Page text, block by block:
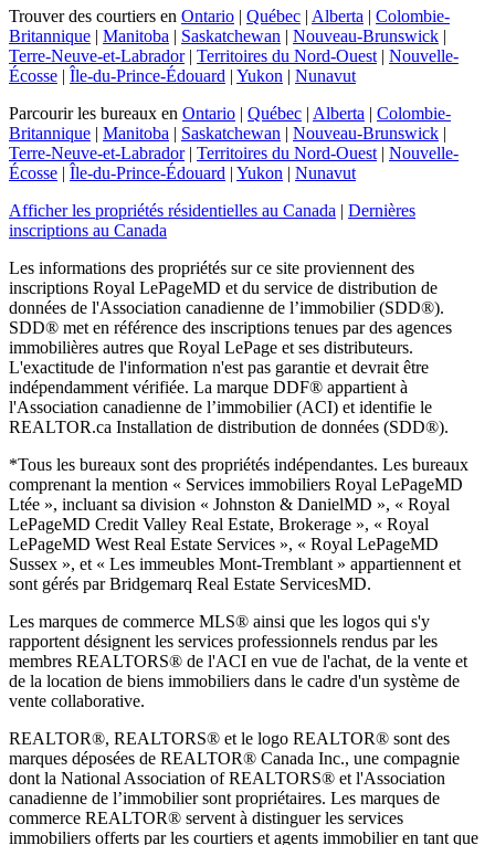
Trouver des courtiers en Ontario | Québec | Alberta | Colombie-
Britannique | Manitoba | Saskatchewan | Nouveau-Brunswick |
Terre-Neuve-et-Labrador| Territoires du Nord-Ouest| Nouvelle-
Écosse | Île-du-Prince-Édouard | Yukon | Nunavut
Parcourir les bureaux en Ontario | Québec | Alberta | Colombie-
Britannique | Manitoba | Saskatchewan | Nouveau-Brunswick |
Terre-Neuve-et-Labrador| Territoires du Nord-Ouest| Nouvelle-
Écosse | Île-du-Prince-Édouard | Yukon | Nunavut
Afficher les propriétés résidentielles au Canada | Dernières
inscriptions au Canada
Les informations des propriétés sur ce site proviennent des
inscriptions Royal LePageMD et du service de distribution de
données de l'Association canadienne de l’immobilier (SDD®).
SDD® met en référence des inscriptions tenues par des agences
immobilières autres que Royal LePage et ses distributeurs.
L'exactitude de l'information n'est pas garantie et devrait être
indépendamment vérifiée. La marque DDF® appartient à
l'Association canadienne de l’immobilier (ACI) et identifie le
REALTOR.ca Installation de distribution de données (SDD®).
*Tous les bureaux sont des propriétés indépendantes. Les bureaux
comprenant la mention « Services immobiliers Royal LePageMD
Ltée », incluant sa division « Johnston & DanielMD », « Royal
LePageMD Credit Valley Real Estate, Brokerage », « Royal
LePageMD West Real Estate Services », « Royal LePageMD
Sussex », et « Les immeubles Mont-Tremblant » appartiennent et
sont gérés par Bridgemarq Real Estate ServicesMD.
Les marques de commerce MLS® ainsi que les logos qui s'y
rapportent désignent les services professionnels rendus par les
membres REALTORS® de l'ACI en vue de l'achat, de la vente et
de la location de biens immobiliers dans le cadre d'un système de
vente collaborative.
REALTOR®, REALTORS® et le logo REALTOR® sont des
marques déposées de REALTOR® Canada Inc., une compagnie
dont la National Association of REALTORS® et l'Association
canadienne de l’immobilier sont propriétaires. Les marques de
commerce REALTOR® servent à distinguer les services
immobiliers offerts par les courtiers et agents immobilier en tant que